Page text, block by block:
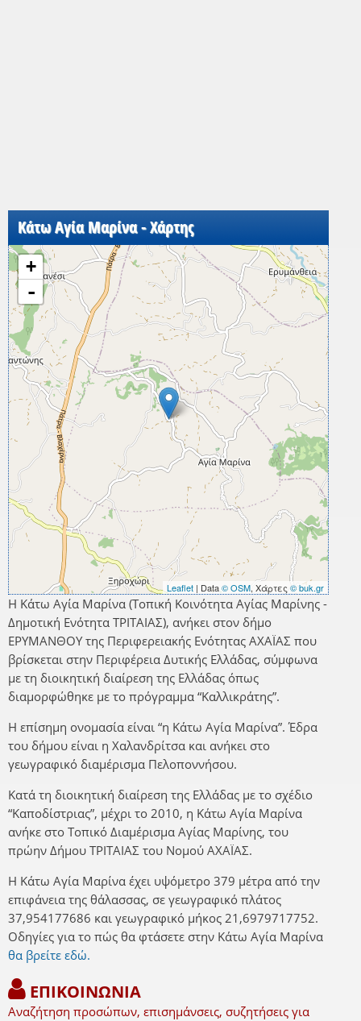
Κάτω Αγία Μαρίνα - Χάρτης
+
-
Leaflet | Data© OSM, Χάρτες © buk.gr
Η Κάτω Αγία Μαρίνα (Τοπική Κοινότητα Αγίας Μαρίνης -
Δημοτική Ενότητα ΤΡΙΤΑΙΑΣ), ανήκει στον δήμο
ΕΡΥΜΑΝΘΟΥ της Περιφερειακής Ενότητας ΑΧΑΪΑΣ που
βρίσκεται στην Περιφέρεια Δυτικής Ελλάδας, σύμφωνα
με τη διοικητική διαίρεση της Ελλάδας όπως
διαμορφώθηκε με το πρόγραμμα “Καλλικράτης”.
Η επίσημη ονομασία είναι “η Κάτω Αγία Μαρίνα”. Έδρα
του δήμου είναι η Χαλανδρίτσα και ανήκει στο
γεωγραφικό διαμέρισμα Πελοποννήσου.
Κατά τη διοικητική διαίρεση της Ελλάδας με το σχέδιο
“Καποδίστριας”, μέχρι το 2010, η Κάτω Αγία Μαρίνα
ανήκε στο Τοπικό Διαμέρισμα Αγίας Μαρίνης, του
πρώην Δήμου ΤΡΙΤΑΙΑΣ του Νομού ΑΧΑΪΑΣ.
Η Κάτω Αγία Μαρίνα έχει υψόμετρο 379 μέτρα από την
επιφάνεια της θάλασσας, σε γεωγραφικό πλάτος
37,954177686 και γεωγραφικό μήκος 21,6979717752.
Οδηγίες για το πώς θα φτάσετε στην Κάτω Αγία Μαρίνα
θα βρείτε εδώ.
ΕΠΙΚΟΙΝΩΝΙΑ
Αναζήτηση προσώπων, επισημάνσεις, συζητήσεις για